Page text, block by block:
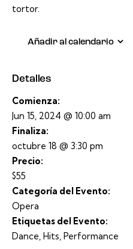
tortor.
Añadir al calendario
Detalles
Comienza:
Jun 15, 2024 @ 10:00 am
Finaliza:
octubre 18 @ 3:30 pm
Precio:
$55
Categoría del Evento:
Opera
Etiquetas del Evento:
Dance Hits Performance